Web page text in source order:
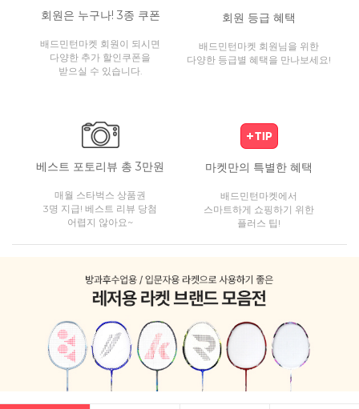
회원은 누구나! 3종 쿠폰
배드민턴마켓 회원이 되시면
다양한 추가 할인쿠폰을
받으실 수 있습니다.
회원 등급 혜택
배드민턴마켓 회원님을 위한
다양한 등급별 혜택을 만나보세요!
베스트 포토리뷰 총 3만원
매월 스타벅스 상품권
3명 지급! 베스트 리뷰 당첨
어렵지 않아요~
마켓만의 특별한 혜택
배드민턴마켓에서
스마트하게 쇼핑하기 위한
플러스 팁!